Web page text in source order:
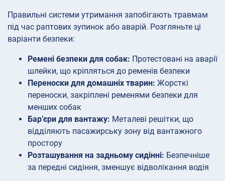
Правильні системи утримання запобігають травмам
під час раптових зупинок або аварій. Розгляньте ці
варіанти безпеки:
Ремені безпеки для собак: Протестовані на аварії
шлейки, що кріпляться до ременів безпеки
Переноски для домашніх тварин: Жорсткі
переноски, закріплені ременями безпеки для
менших собак
Бар’єри для вантажу: Металеві решітки, що
відділяють пасажирську зону від вантажного
простору
Розташування на задньому сидінні: Безпечніше
за передні сидіння, зменшує відволікання водія